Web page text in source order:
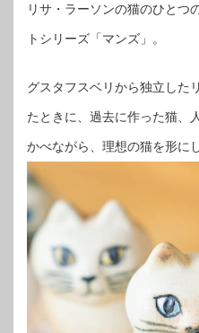
リサ・ラーソンの猫のひとつ
トシリーズ「マンズ」。
グスタフスベリから独立した
たときに、過去に作った猫、
かべながら、理想の猫を形に